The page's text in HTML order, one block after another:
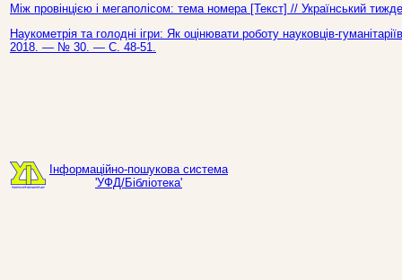
Між провінцією і мегаполісом: тема номера [Текст] // Український
Наукометрія та голодні ігри: Як оцінювати роботу науковців-
2018. — № 30. — С. 48-51.
Інформаційно-пошукова система
'УФД/Бібліотека'